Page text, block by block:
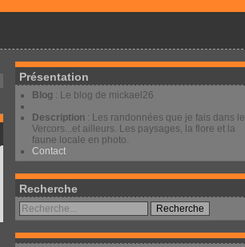
Présentation
Blog : Le blog de mickael26
Description : Les randonnées que je fais dans le
Vercors...et ailleurs. Les paysages, la flore et la
faune locale en photo.
Contact
Recherche